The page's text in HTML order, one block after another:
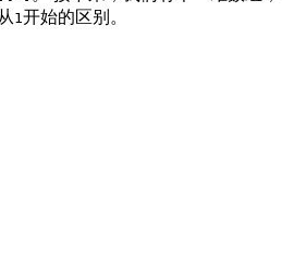
1 开始的区别。